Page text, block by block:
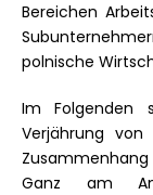
Bereichen
polnische
Im Folgenden
Verjährung von
Ganz am